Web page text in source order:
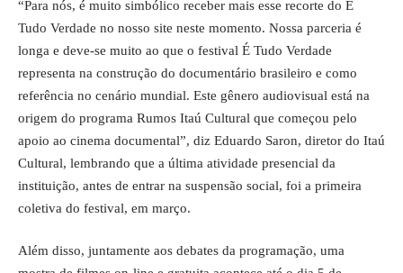
“Para nós, é muito simbólico receber mais esse recorte do É
Tudo Verdade no nosso site neste momento. Nossa parceria é
longa e deve-se muito ao que o festival É Tudo Verdade
representa na construção do documentário brasileiro e como
referência no cenário mundial. Este gênero audiovisual está na
origem do programa Rumos Itaú Cultural que começou pelo
apoio ao cinema documental”, diz Eduardo Saron, diretor do Itaú
Cultural, lembrando que a última atividade presencial da
instituição, antes de entrar na suspensão social, foi a primeira
coletiva do festival, em março.
Além disso, juntamente aos debates da programação, uma